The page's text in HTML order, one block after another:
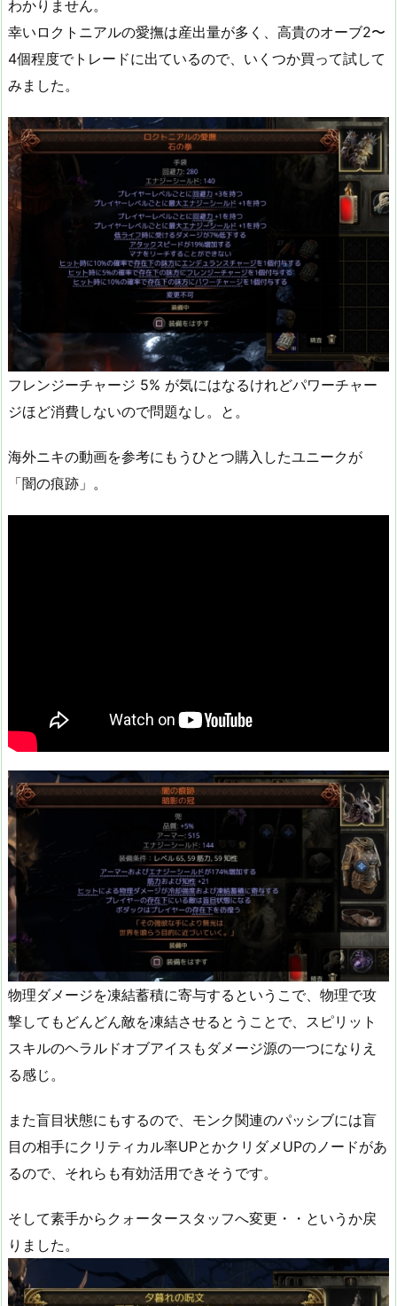
わかりません。
幸いロクトニアルの愛撫は産出量が多く、高貴のオーブ2〜
4個程度でトレードに出ているので、いくつか買って試して
みました。
フレンジーチャージ 5% が気にはなるけれどパワーチャー
ジほど消費しないので問題なし。と。
海外ニキの動画を参考にもうひとつ購入したユニークが
「闇の痕跡」。
物理ダメージを凍結蓄積に寄与するというこで、物理で攻
撃してもどんどん敵を凍結させるとうことで、スピリット
スキルのヘラルドオブアイスもダメージ源の一つになりえ
る感じ。
また盲目状態にもするので、モンク関連のパッシブには盲
目の相手にクリティカル率UPとかクリダメUPのノードがあ
るので、それらも有効活用できそうです。
そして素手からクォータースタッフへ変更・・というか戻
りました。